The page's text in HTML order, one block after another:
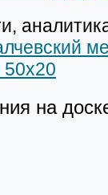
50х20
на